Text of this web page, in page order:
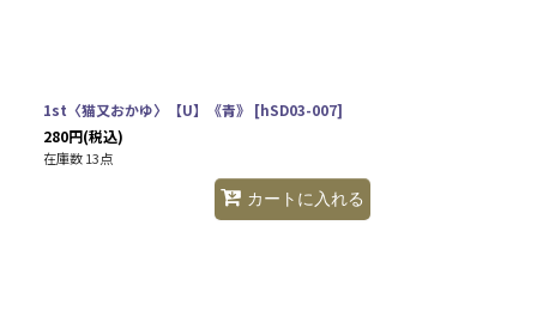
1st〈猫又おかゆ〉【U】《青》 [hSD03-007]
280円(税込)
在庫数 13点
カートに入れる